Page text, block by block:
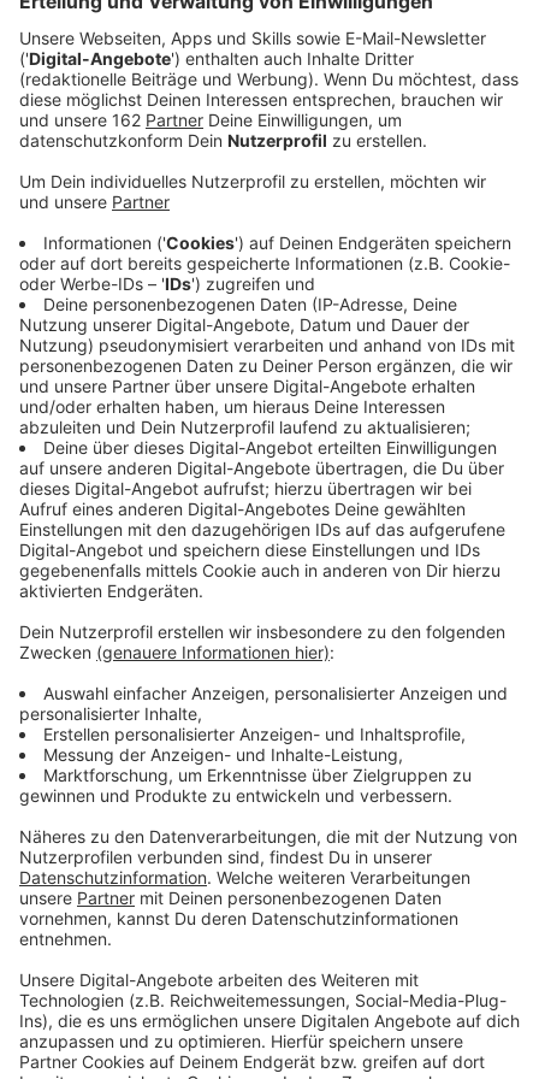
Anzeige
Die A40 bleibt in Richtung Essen zwischen dem Kreuz
Duisburg und dem Kreuz Kaiserberg weiterhin gesperrt.
Grund ist eine großflächige Fahrbahnabsackung im
Kreuz Kaiserberg. Die Sondierungsarbeiten sind
inzwischen abgeschlossen, und seit heute Morgen
wird der Schaden behoben.
Anzeige
Auf einer Fläche von rund 150 Quadratmetern wird der
Fahrbahnaufbau bis zu einem Meter Tiefe
ausgebaggert und schichtweise neu aufgebaut. Dabei
müssen die Asphaltschichten immer wieder aushärten,
was zusätzliche Zeit erfordert. Laut Autobahn GmbH
soll die Sperrung bis Montagmorgen (11.11.) bestehen
bleiben. Autofahrer werden weiterhin über die A59
umgeleitet und sollten den Bereich möglichst
großräumig umfahren.
Die Fahrbahnabsackung wurde am frühen
Donnerstagnachmittag entdeckt. Da hieß es
der Asphalt mehrere Zentimeter tief abgesackt ist.
Die Autobahn GmbH sperrte sofort die A40 in Richtung
Essen. Bereits in den ersten Stunden bildeten sich
Staus zurück bis Moers. Das Kreuz Kaiserberg ist eine
Ruhrgebiet. Täglich nutzen rund 130.000 Fahrzeuge die
Verbindungen zwischen A3 und A40. Bereits im
Sommer mussten dort Hohlräume auf der A3 verfüllt